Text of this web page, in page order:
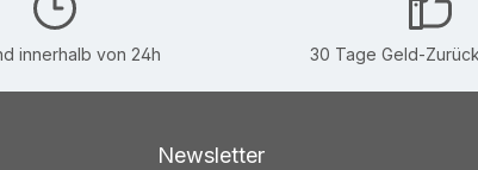
innerhalb von 24h 30 Tage Geld-
Newsletter